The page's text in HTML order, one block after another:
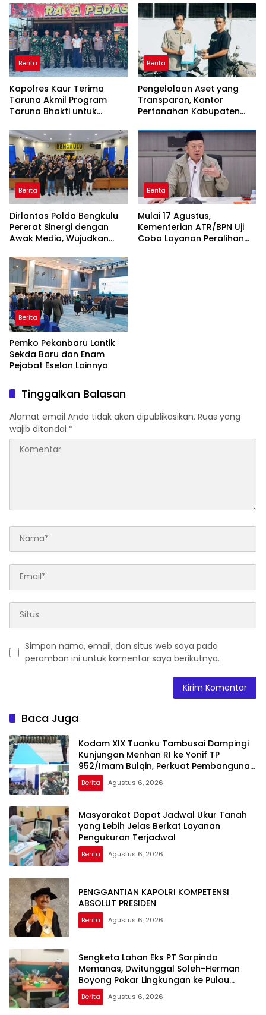
Berita
Kapolres Kaur Terima
Taruna Akmil Program
Taruna Bhakti untuk
Rakyat Kabupaten Kaur
Berita
Pengelolaan Aset yang
Transparan, Kantor
Pertanahan Kabupaten
kepada Pemenang Lelang
Berita
Dirlantas Polda Bengkulu
Pererat Sinergi dengan
Awak Media, Wujudkan
dan Berkualitas
Berita
Mulai 17 Agustus,
Kementerian ATR/BPN Uji
Coba Layanan Peralihan
Berita
Pemko Pekanbaru Lantik
Sekda Baru dan Enam
Pejabat Eselon Lainnya
Tinggalkan Balasan
Alamat email Anda tidak akan dipublikasikan. Ruas yang
wajib ditandai *
Simpan nama, email, dan situs web saya pada
peramban ini untuk komentar saya berikutnya.
Baca Juga
Kodam XIX Tuanku Tambusai Dampingi
Kunjungan Menhan RI ke Yonif TP
952/Imam Bulqin, Perkuat Pembangunan
Satuan
Berita Agustus 6, 2026
Masyarakat Dapat Jadwal Ukur Tanah
yang Lebih Jelas Berkat Layanan
Pengukuran Terjadwal
Berita Agustus 6, 2026
PENGGANTIAN KAPOLRI KOMPETENSI
ABSOLUT PRESIDEN
Berita Agustus 6, 2026
Sengketa Lahan Eks PT Sarpindo
Memanas, Dwitunggal Soleh-Herman
Boyong Pakar Lingkungan ke Pulau
Rupat
Berita Agustus 6, 2026